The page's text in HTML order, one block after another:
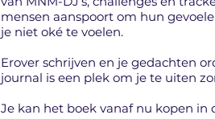
mensen aanspoort om hun
je niet oké te voelen.
Erover schrijven en je gedachten
journal is een plek om je te uiten
Je kan het boek vanaf nu kopen in